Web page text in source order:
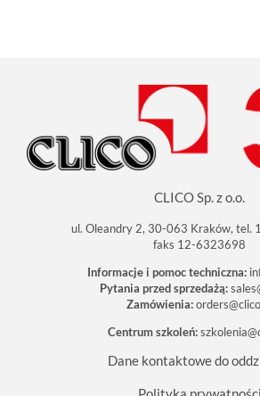
CLICO Sp. z o.o.
ul. Oleandry 2, 30-063 Kraków, tel.
faks 12-6323698
Informacje i pomoc techniczna:
Pytania przed sprzedażą:
Zamówienia:
Centrum szkoleń:
Dane kontaktowe do